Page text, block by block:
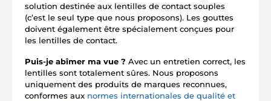
solution destinée aux lentilles de contact souples
(c’est le seul type que nous proposons). Les gouttes
doivent également être spécialement conçues pour
les lentilles de contact.
Puis-je abîmer ma vue ? Avec un entretien correct, les
lentilles sont totalement sûres. Nous proposons
uniquement des produits de marques reconnues,
conformes aux normes internationales de qualité et